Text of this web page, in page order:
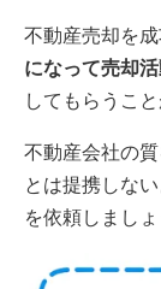
不動産売却を
になって売却
してもらうこ
不動産会社の
とは提携しな
を依頼しましょ